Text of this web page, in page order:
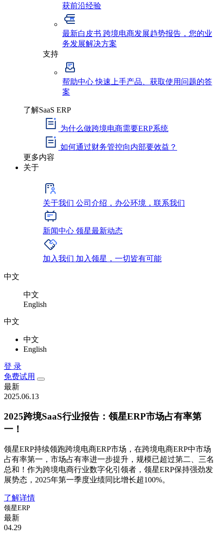
获前沿经验
最新白皮书 跨境电商发展趋势报告，您的业
务发展解决方案
支持
帮助中心快速上手产品、获取使用问题的答
案
了解SaaS ERP
为什么做跨境电商需要ERP系统
如何通过财务管控向内部要效益？
更多内容
关于
关于我们 公司介绍，办公环境，联系我们
新闻中心 领星最新动态
加入我们 加入领星，一切皆有可能
中文
中文
English
中文
中文
English
登 录
免费试用
最新
2025.06.13
2025跨境SaaS行业报告：领星ERP市场占有率第
一！
领星ERP持续领跑跨境电商ERP市场，在跨境电商ERP中市场
占有率第一，市场占有率进一步提升，规模已超过第二、三名
总和！作为跨境电商行业数字化引领者，领星ERP保持强劲发
展势态，2025年第一季度业绩同比增长超100%。
了解详情
领星ERP
最新
04.29